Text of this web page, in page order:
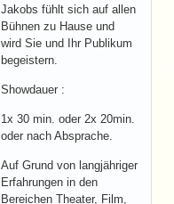
Jakobs fühlt sich auf allen
Bühnen zu Hause und
wird Sie und Ihr Publikum
begeistern.
Showdauer :
1x 30 min. oder 2x 20min.
oder nach Absprache.
Auf Grund von langjähriger
Erfahrungen in den
Bereichen Theater, Film,